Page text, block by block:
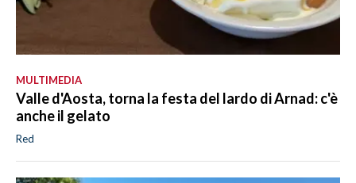
MULTIMEDIA
Valle d'Aosta, torna la festa del lardo di Arnad: c'è
anche il gelato
Red